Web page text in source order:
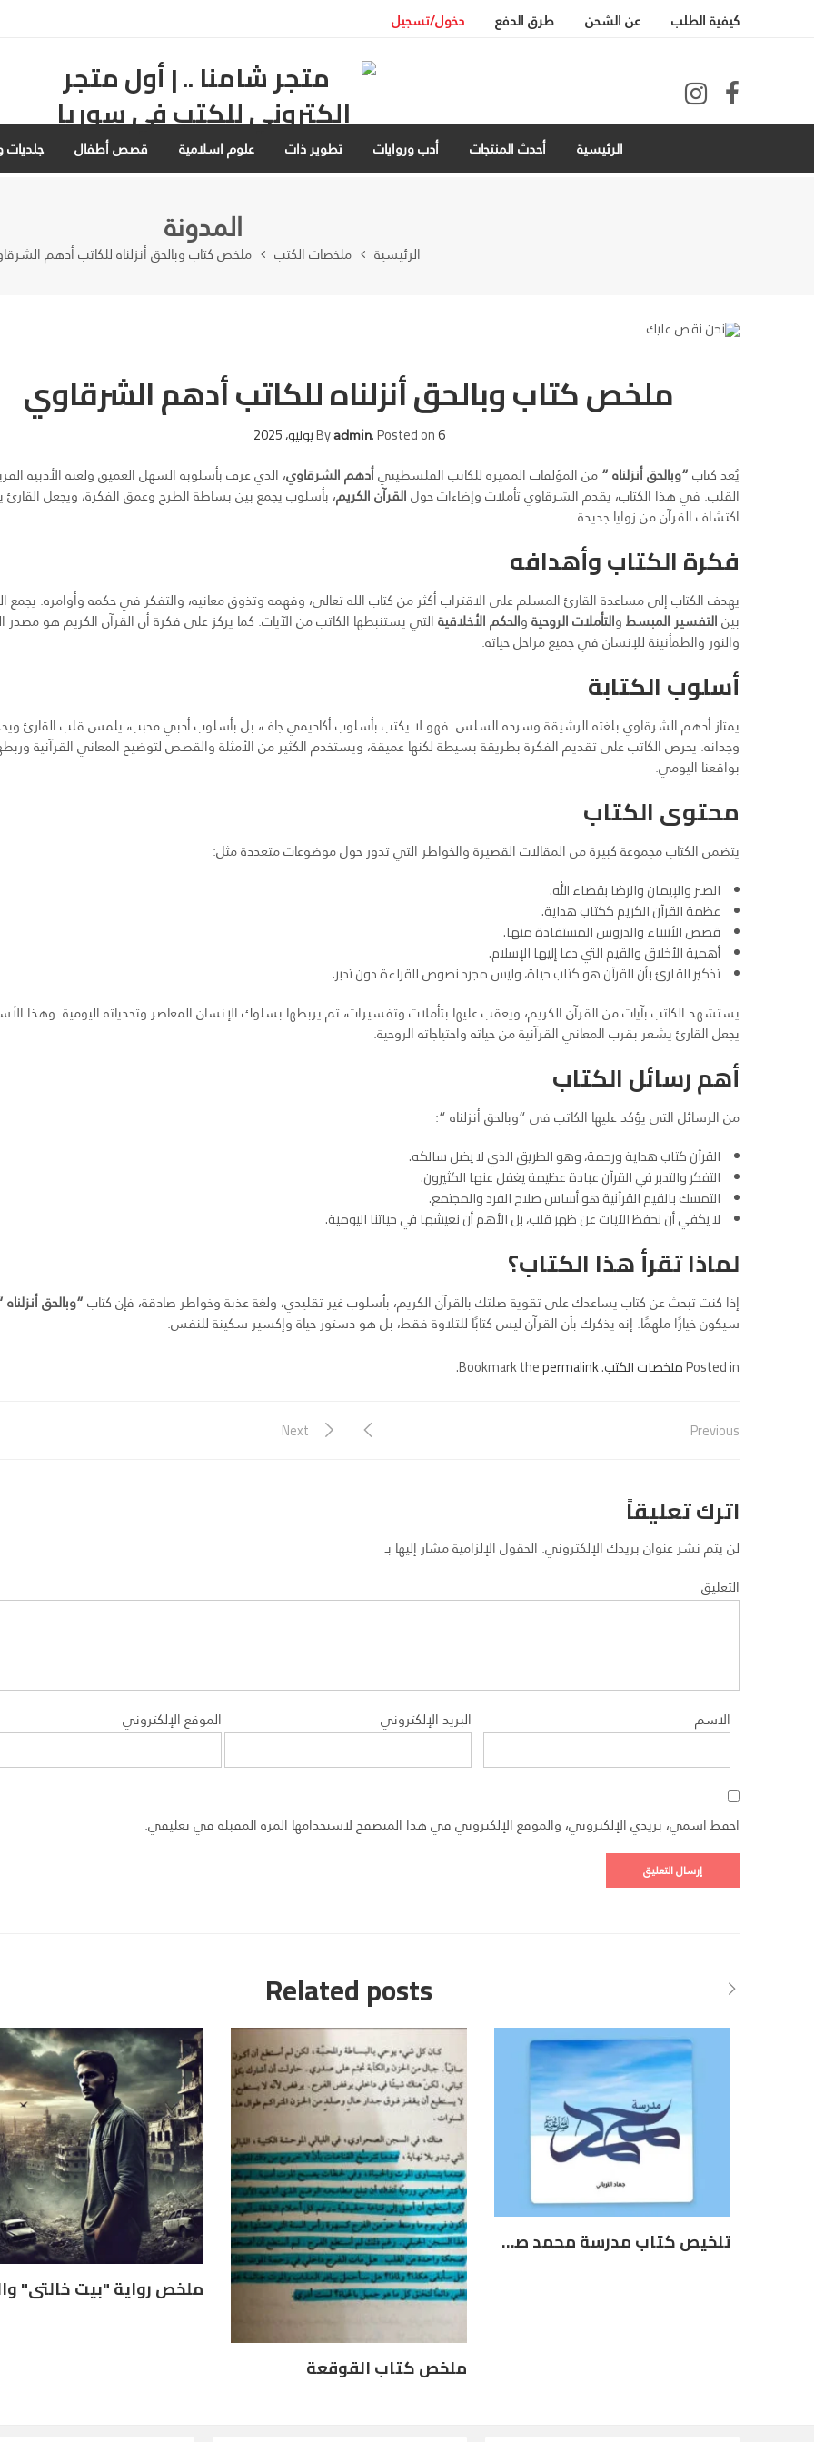
كيفية الطلب عن الشحن طرق الدفع دخول/تسجيل
الرئيسية أحدث المنتجات أدب وروايات تطوير ذات علوم اسلامية قصص أطفال
المدونة
الرئيسية ملخصات الكتب ملخص كتاب وبالحق أنزلناه للكاتب أدهم
ملخص كتاب وبالحق أنزلناه للكاتب أدهم الشرقاوي
Byadmin.Posted on6 يوليو، 2025
يُعد كتاب“وبالحق أنزلناه “من المؤلفات المميزة للكاتب الفلسطينيأدهم الشرقاوي، الذي عرف بأسلوبه السهل العميق ولغته الأدبية
القلب. في هذا الكتاب، يقدم الشرقاوي تأملات وإضاءات حولالقرآن الكريم، بأسلوب يجمع بين بساطة الطرح وعمق الفكرة، ويجعل القارئ
اكتشاف القرآن من زوايا جديدة.
فكرة الكتاب وأهدافه
يهدف الكتاب إلى مساعدة القارئ المسلم على الاقتراب أكثر من كتاب الله تعالى، وفهمه وتذوق معانيه، والتفكر في حكمه وأوامره. يجمع
بينالتفسير المبسطوالتأملات الروحيةوالحكم الأخلاقيةالتي يستنبطها الكاتب من الآيات. كما يركز على فكرة أن القرآن الكريم هو مصدر
والنور والطمأنينة للإنسان في جميع مراحل حياته.
أسلوب الكتابة
يمتاز أدهم الشرقاوي بلغته الرشيقة وسرده السلس. فهو لا يكتب بأسلوب أكاديمي جاف، بل بأسلوب أدبي محبب، يلمس قلب القارئ
وجدانه. يحرص الكاتب على تقديم الفكرة بطريقة بسيطة لكنها عميقة، ويستخدم الكثير من الأمثلة والقصص لتوضيح المعاني القرآنية
بواقعنا اليومي.
محتوى الكتاب
يتضمن الكتاب مجموعة كبيرة من المقالات القصيرة والخواطر التي تدور حول موضوعات متعددة مثل:
الصبر والإيمان والرضا بقضاء الله.
عظمة القرآن الكريم ككتاب هداية.
قصص الأنبياء والدروس المستفادة منها.
أهمية الأخلاق والقيم التي دعا إليها الإسلام.
تذكير القارئ بأن القرآن هو كتاب حياة، وليس مجرد نصوص للقراءة دون تدبر.
يستشهد الكاتب بآيات من القرآن الكريم، ويعقب عليها بتأملات وتفسيرات، ثم يربطها بسلوك الإنسان المعاصر وتحدياته اليومية. وهذا
يجعل القارئ يشعر بقرب المعاني القرآنية من حياته واحتياجاته الروحية.
أهم رسائل الكتاب
من الرسائل التي يؤكد عليها الكاتب في “وبالحق أنزلناه “:
القرآن كتاب هداية ورحمة، وهو الطريق الذي لا يضل سالكه.
التفكر والتدبر في القرآن عبادة عظيمة يغفل عنها الكثيرون.
التمسك بالقيم القرآنية هو أساس صلاح الفرد والمجتمع.
لا يكفي أن نحفظ الآيات عن ظهر قلب، بل الأهم أن نعيشها في حياتنا اليومية.
لماذا تقرأ هذا الكتاب؟
إذا كنت تبحث عن كتاب يساعدك على تقوية صلتك بالقرآن الكريم، بأسلوب غير تقليدي، ولغة عذبة وخواطر صادقة، فإن كتاب“وبالحق أنزلناه
سيكون خيارًا ملهمًا. إنه يذكرك بأن القرآن ليس كتابًا للتلاوة فقط، بل هو دستور حياة وإكسير سكينة للنفس.
Posted inملخصات الكتب. Bookmark the
permalink
.
Previous
Next
اترك تعليقاً
لن يتم نشر عنوان بريدك الإلكتروني. الحقول الإلزامية مشار إليها بـ
التعليق
الاسم البريد الإلكتروني الموقع الإلكتروني
احفظ اسمي، بريدي الإلكتروني، والموقع الإلكتروني في هذا المتصفح لاستخدامها المرة المقبلة في تعليقي.
Related posts
تلخيص كتاب مدرسة محمد صلى الله عليه وسلم – جهاد الترباني
ملخص كتاب القوقعة